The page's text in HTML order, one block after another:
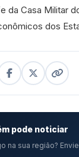
da Casa Militar
dos
pode noticiar
na sua região?